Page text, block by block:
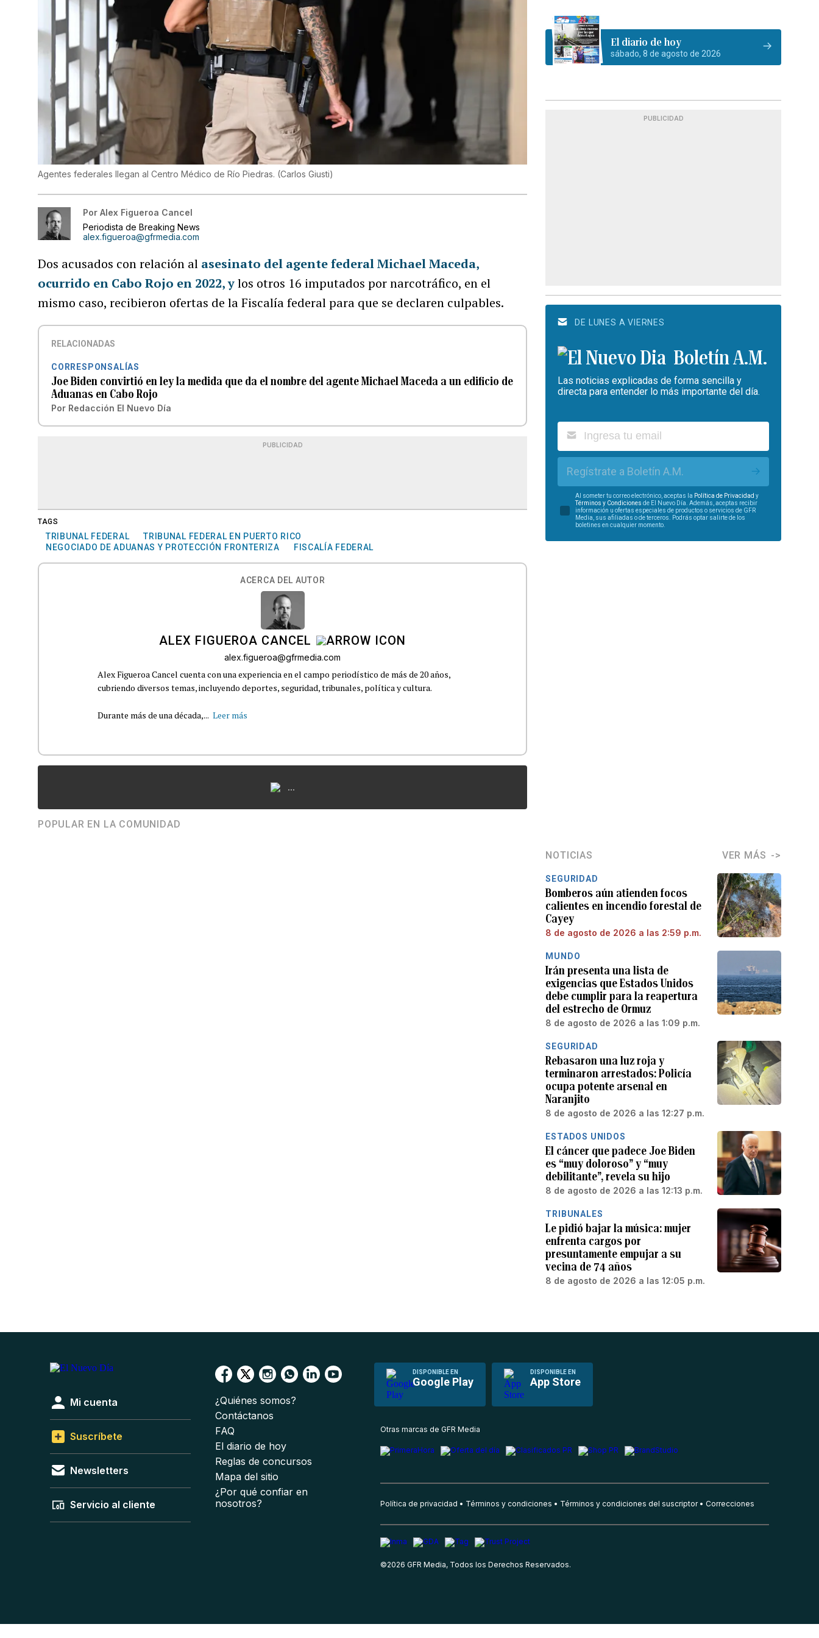
Agentes federales llegan al Centro Médico de Río Piedras. (Carlos Giusti)
Por Alex Figueroa Cancel
Periodista de Breaking News
alex.figueroa@gfrmedia.com
Dos acusados con relación al asesinato del agente federal Michael Maceda,
ocurrido en Cabo Rojo en 2022, ylos otros 16 imputados por narcotráfico, en el
mismo caso, recibieron ofertas de la Fiscalía federal para que se declaren culpables.
RELACIONADAS
CORRESPONSALÍAS
Joe Biden convirtió en ley la medida que da el nombre del agente Michael Maceda a un edificio de
Aduanas en Cabo Rojo
Por Redacción El Nuevo Día
PUBLICIDAD
TAGS
TRIBUNAL FEDERAL
TRIBUNAL FEDERAL EN PUERTO RICO
NEGOCIADO DE ADUANAS Y PROTECCIÓN FRONTERIZA
FISCALÍA FEDERAL
ACERCA DEL AUTOR
ALEX FIGUEROA CANCEL
alex.figueroa@gfrmedia.com
Alex Figueroa Cancel cuenta con una experiencia en el campo periodístico de más de 20 años,
cubriendo diversos temas, incluyendo deportes, seguridad, tribunales, política y cultura.
Durante más de una década,... Leer más
...
POPULAR EN LA COMUNIDAD
El diario de hoy
sábado, 8 de agosto de 2026
PUBLICIDAD
DE LUNES A VIERNES
Boletín A.M.
Las noticias explicadas de forma sencilla y
directa para entender lo más importante del día.
Regístrate a Boletín A.M.
Al someter tu correo electrónico, aceptas la Política de Privacidad y
Términos y Condiciones de El Nuevo Día. Además, aceptas recibir
información u ofertas especiales de productos o servicios de GFR
Media, sus afiliadas o de terceros. Podrás optar salirte de los
boletines en cualquier momento.
NOTICIAS VER MÁS
SEGURIDAD
Bomberos aún atienden focos
calientes en incendio forestal de
Cayey
8 de agosto de 2026 a las 2:59 p.m.
MUNDO
Irán presenta una lista de
exigencias que Estados Unidos
debe cumplir para la reapertura
del estrecho de Ormuz
8 de agosto de 2026 a las 1:09 p.m.
SEGURIDAD
Rebasaron una luz roja y
terminaron arrestados: Policía
ocupa potente arsenal en
Naranjito
8 de agosto de 2026 a las 12:27 p.m.
ESTADOS UNIDOS
El cáncer que padece Joe Biden
es “muy doloroso” y “muy
debilitante”, revela su hijo
8 de agosto de 2026 a las 12:13 p.m.
TRIBUNALES
Le pidió bajar la música: mujer
enfrenta cargos por
presuntamente empujar a su
vecina de 74 años
8 de agosto de 2026 a las 12:05 p.m.
DISPONIBLE EN
Google Play
DISPONIBLE EN
App Store
Mi cuenta
Suscríbete
Newsletters
Servicio al cliente
¿Quiénes somos?
Contáctanos
FAQ
El diario de hoy
Reglas de concursos
Mapa del sitio
¿Por qué confiar en
nosotros?
Otras marcas de GFR Media
Política de privacidad Términos y condiciones Términos y condiciones del suscriptor Correcciones
©2026 GFR Media, Todos los Derechos Reservados.